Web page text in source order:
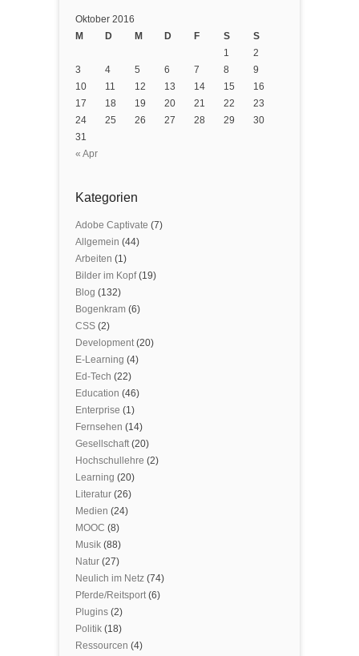
Oktober 2016
M
D M D F S S
« Apr
1
2
3
4 5 6 7 8
9
10
11 12 13 14 15
16
17
18 19 20 21 22
23
24
25 26 27 28 29
30
31
Kategorien
Adobe Captivate (7)
Allgemein (44)
Arbeiten (1)
Bilder im Kopf(19)
Blog (132)
Bogenkram (6)
CSS (2)
Development(20)
E-Learning (4)
Ed-Tech (22)
Education (46)
Enterprise (1)
Fernsehen (14)
Gesellschaft(20)
Hochschullehre (2)
Learning (20)
Literatur (26)
Medien (24)
MOOC (8)
Musik (88)
Natur (27)
Neulich im Netz (74)
Pferde/Reitsport(6)
Plugins (2)
Politik (18)
Ressourcen (4)